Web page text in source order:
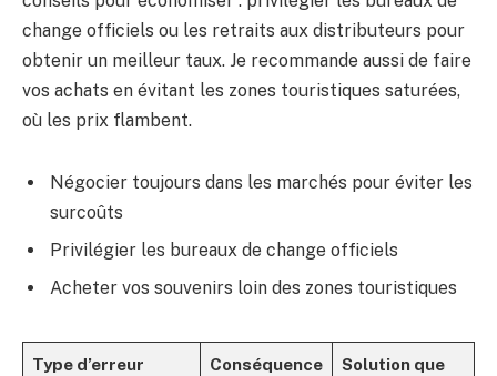
change officiels ou les retraits aux distributeurs pour
obtenir un meilleur taux. Je recommande aussi de faire
vos achats en évitant les zones touristiques saturées,
où les prix flambent.
Négocier toujours dans les marchés pour éviter les
surcoûts
Privilégier les bureaux de change officiels
Acheter vos souvenirs loin des zones touristiques
Type d’erreur Conséquence
Solution que